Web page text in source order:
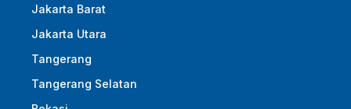
Jakarta Barat
Jakarta Utara
Tangerang
Tangerang Selatan